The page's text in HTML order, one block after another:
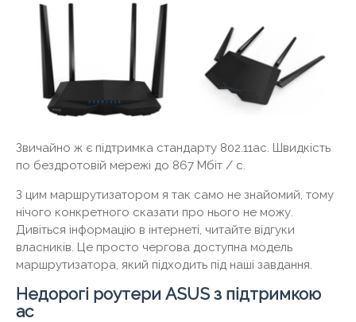
Звичайно ж є підтримка стандарту 802.11ac. Швидкість
по бездротовій мережі до 867 Мбіт / с.
З цим маршрутизатором я так само не знайомий, тому
нічого конкретного сказати про нього не можу.
Дивіться інформацію в інтернеті, читайте відгуки
власників. Це просто чергова доступна модель
маршрутизатора, який підходить під наші завдання.
Недорогі роутери ASUS з підтримкою
ac